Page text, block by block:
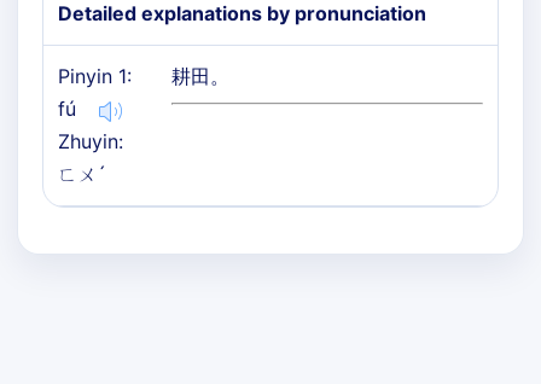
Detailed explanations by pronunciation
Pinyin 1:
fú
Zhuyin:
ㄈㄨˊ
耕田。